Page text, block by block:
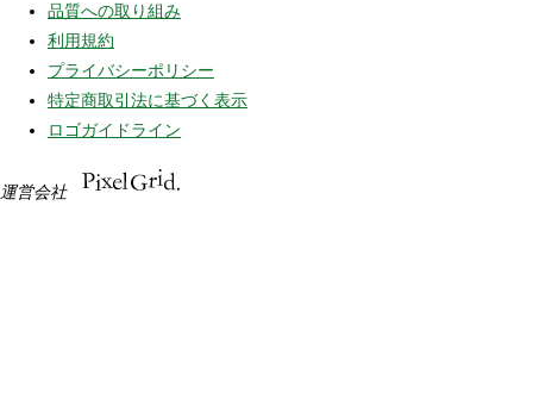
品質への取り組み
利用規約
プライバシーポリシー
特定商取引法に基づく表示
ロゴガイドライン
運営会社